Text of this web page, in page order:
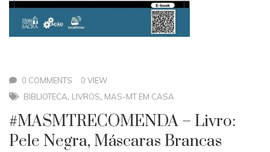
0 COMMENTS
0 VIEW
BIBLIOTECA, LIVROS, MAS-MT EM CASA
#MASMTRECOMENDA – Livro:
Pele Negra, Máscaras Brancas